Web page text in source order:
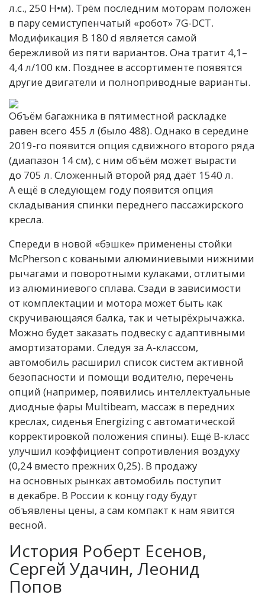
л.с., 250 Н•м). Трём последним моторам положен
в пару семиступенчатый «робот» 7G-DCT.
Модификация B 180 d является самой
бережливой из пяти вариантов. Она тратит 4,1–
4,4 л/100 км. Позднее в ассортименте появятся
другие двигатели и полноприводные варианты.
Объём багажника в пятиместной раскладке
равен всего 455 л (было 488). Однако в середине
2019-го появится опция сдвижного второго ряда
(диапазон 14 см), с ним объём может вырасти
до 705 л. Сложенный второй ряд даёт 1540 л.
А ещё в следующем году появится опция
складывания спинки переднего пассажирского
кресла.
Спереди в новой «бэшке» применены стойки
McPherson с коваными алюминиевыми нижними
рычагами и поворотными кулаками, отлитыми
из алюминиевого сплава. Сзади в зависимости
от комплектации и мотора может быть как
скручивающаяся балка, так и четырёхрычажка.
Можно будет заказать подвеску с адаптивными
амортизаторами. Следуя за А-классом,
автомобиль расширил список систем активной
безопасности и помощи водителю, перечень
опций (например, появились интеллектуальные
диодные фары Multibeam, массаж в передних
креслах, сиденья Energizing с автоматической
корректировкой положения спины). Ещё B-класс
улучшил коэффициент сопротивления воздуху
(0,24 вместо прежних 0,25). В продажу
на основных рынках автомобиль поступит
в декабре. В России к концу году будут
объявлены цены, а сам компакт к нам явится
весной.
История Роберт Есенов,
Сергей Удачин, Леонид
Попов